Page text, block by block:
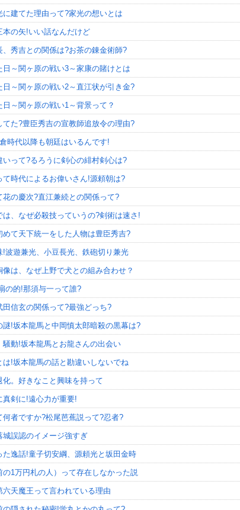
に建てた理由って?家光の想いとは
本の矢!いい話なんだけど
、秀吉との関係は?お茶の錬金術師?
日～関ヶ原の戦い3～家康の賭けとは
日～関ヶ原の戦い2～直江状が引き金?
日～関ヶ原の戦い1～背景って？
てた?豊臣秀吉の宣教師追放令の理由?
時代以降も朝廷はいるんです!
いって?るろうに剣心の緋村剣心は?
て時代によるお偉いさん!源頼朝は?
花の慶次?直江兼続との関係って?
は、なぜ必殺技っていうの?剣術は速さ!
めて天下統一をした人物は豊臣秀吉?
!波遊兼光、小豆長光、鉄砲切り兼光
像は、なぜ上野で犬との組み合わせ？
の的!那須与一って誰?
田信玄の関係って?最強どっち?
謎!坂本龍馬と中岡慎太郎暗殺の黒幕は?
騒動!坂本龍馬とお龍さんの出会い
は!坂本龍馬の話と勘違いしないでね
化。好きなこと興味を持って
真剣に!遠心力が重要!
何者ですか?松尾芭蕉説って?忍者?
城誤認のイメージ強すぎ
た逸話!童子切安綱、源頼光と坂田金時
の1万円札の人）って存在しなかった説
六天魔王って言われている理由